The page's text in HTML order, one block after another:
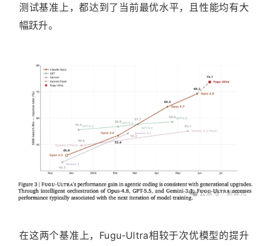
测试基准上，都达到了当前最优水平，且性能均有大
幅跃升。
在这两个基准上，Fugu-Ultra相较于次优模型的提升